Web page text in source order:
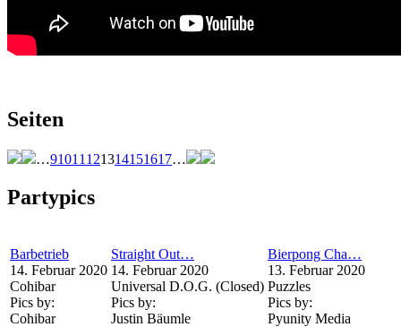
Seiten
…91011 121314151617…
Partypics
Barbetrieb
14. Februar 2020
Cohibar
Pics by:
Cohibar
Straight Out…
14. Februar 2020
Universal D.O.G. (Closed)
Pics by:
Justin Bäumle
Bierpong Cha…
13. Februar 2020
Puzzles
Pics by:
Pyunity Media